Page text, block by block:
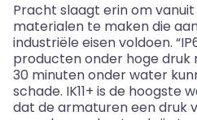
Pracht slaagt erin om
materialen te maken die
industriële eisen voldoen.
producten onder hoge druk
30 minuten onder water
schade. IK11+ is de hoogste
dat de armaturen een druk